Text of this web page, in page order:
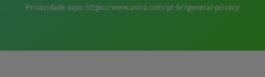
Privacidade aqui: https://www.avira.com/pt-br/general-privacy